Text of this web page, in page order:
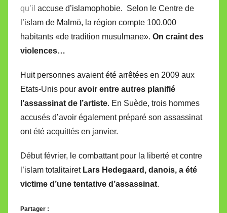
qu’il accuse d’islamophobie. Selon le Centre de
l’islam de Malmö, la région compte 100.000
habitants «de tradition musulmane». On craint des
violences…
Huit personnes avaient été arrêtées en 2009 aux
Etats-Unis pour avoir entre autres planifié
l’assassinat de l’artiste. En Suède, trois hommes
accusés d’avoir également préparé son assassinat
ont été acquittés en janvier.
Début février, le combattant pour la liberté et contre
l’islam totalitairetLars Hedegaard, danois, a été
victime d’une tentative d’assassinat.
Partager :